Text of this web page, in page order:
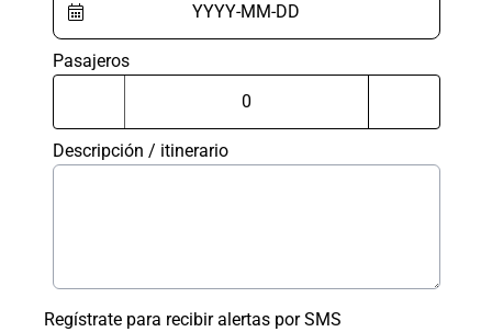
Pasajeros
Descripción / itinerario
Regístrate para recibir alertas por SMS